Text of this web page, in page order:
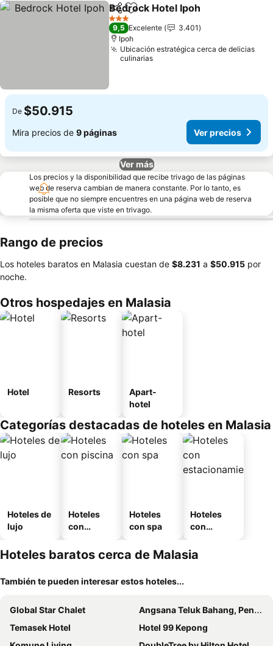
CompartirAgregar a favoritos
Bedrock Hotel Ipoh
3 Estrellas
9,5 Excelente
3.401
Ipoh
Ubicación estratégica cerca de delicias
culinarias
De $50.915
Mira precios de 9 páginas Ver precios
Ver más
Los precios y la disponibilidad que recibe trivago de las páginas
web de reserva cambian de manera constante. Por lo tanto, es
posible que no siempre encuentres en una página web de reserva
la misma oferta que viste en trivago.
Rango de precios
Los hoteles baratos en Malasia cuestan de ‎$8.231 a ‎$50.915 por
noche.
Otros hospedajes en Malasia
Hotel Resorts
Apart-
hotel
Categorías destacadas de hoteles en Malasia
Hoteles de
lujo
Hoteles
con
Hoteles
con spa
Hoteles
con
miento
Hoteles baratos cerca de Malasia
También te pueden interesar estos hoteles...
Global Star Chalet
Angsana Teluk Bahang, Penang
Temasek Hotel
Hotel 99 Kepong